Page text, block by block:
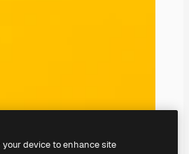
device to enhance site